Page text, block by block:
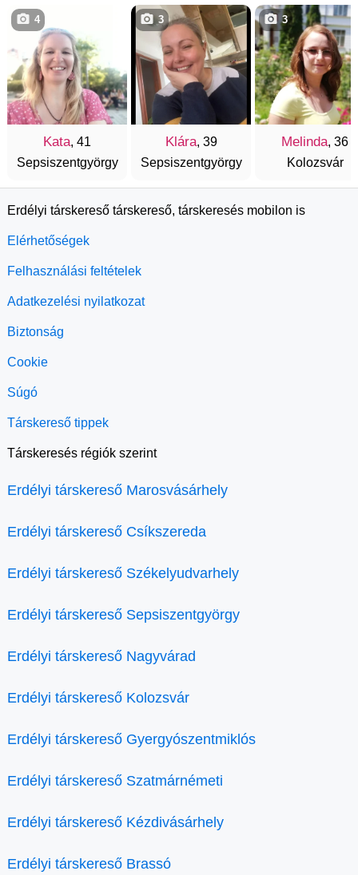
Kata, 41
Sepsiszentgyörgy
4
Klára, 39
Sepsiszentgyörgy
3
Melinda, 36
Kolozsvár
3
Erdélyi társkereső társkereső, társkeresés mobilon is
Elérhetőségek
Felhasználási feltételek
Adatkezelési nyilatkozat
Biztonság
Cookie
Súgó
Társkereső tippek
Társkeresés régiók szerint
Erdélyi társkereső Marosvásárhely
Erdélyi társkereső Csíkszereda
Erdélyi társkereső Székelyudvarhely
Erdélyi társkereső Sepsiszentgyörgy
Erdélyi társkereső Nagyvárad
Erdélyi társkereső Kolozsvár
Erdélyi társkereső Gyergyószentmiklós
Erdélyi társkereső Szatmárnémeti
Erdélyi társkereső Kézdivásárhely
Erdélyi társkereső Brassó